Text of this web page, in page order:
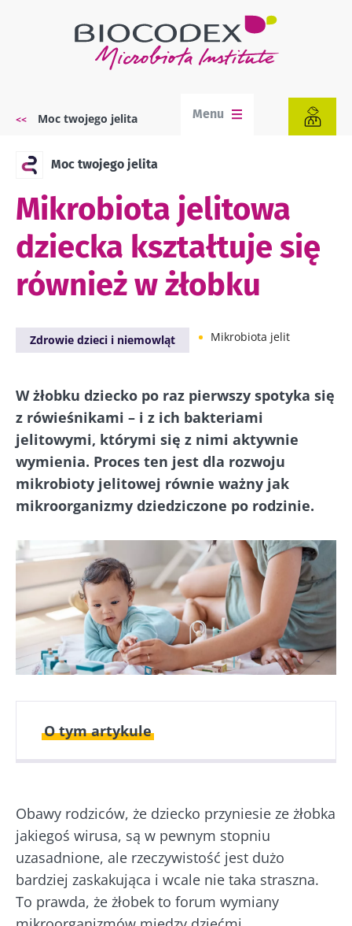
Moc twojego jelita Menu
Moc twojego jelita
Mikrobiota jelitowa
dziecka kształtuje się
również w żłobku
Zdrowie dzieci i niemowląt Mikrobiota jelit
W żłobku dziecko po raz pierwszy spotyka się
z rówieśnikami – i z ich bakteriami
jelitowymi, którymi się z nimi aktywnie
wymienia. Proces ten jest dla rozwoju
mikrobioty jelitowej równie ważny jak
mikroorganizmy dziedziczone po rodzinie.
O tym artykule
Obawy rodziców, że dziecko przyniesie ze żłobka
jakiegoś wirusa, są w pewnym stopniu
uzasadnione, ale rzeczywistość jest dużo
bardziej zaskakująca i wcale nie taka straszna.
To prawda, że żłobek to forum wymiany